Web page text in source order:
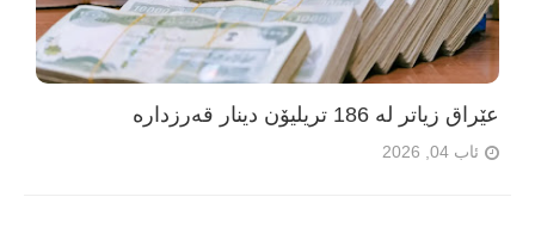
عێراق زیاتر لە 186 تریلیۆن دینار قەرزدارە
ئاب 04, 2026